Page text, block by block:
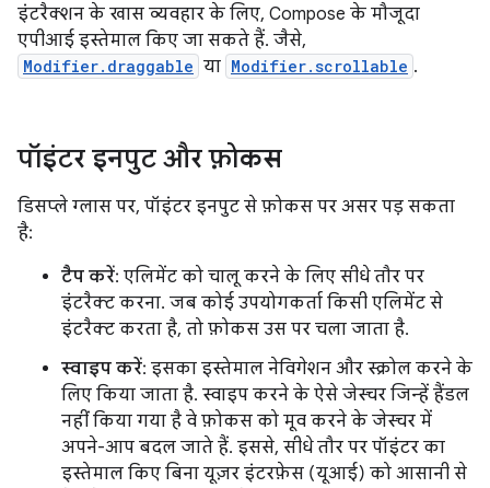
इंटरैक्शन के खास व्यवहार के लिए, Compose के मौजूदा
एपीआई इस्तेमाल किए जा सकते हैं. जैसे,
Modifier.draggable या Modifier.scrollable .
पॉइंटर इनपुट और फ़ोकस
डिसप्ले ग्लास पर, पॉइंटर इनपुट से फ़ोकस पर असर पड़ सकता
है:
टैप करें: एलिमेंट को चालू करने के लिए सीधे तौर पर
इंटरैक्ट करना. जब कोई उपयोगकर्ता किसी एलिमेंट से
इंटरैक्ट करता है, तो फ़ोकस उस पर चला जाता है.
स्वाइप करें: इसका इस्तेमाल नेविगेशन और स्क्रोल करने के
लिए किया जाता है. स्वाइप करने के ऐसे जेस्चर जिन्हें हैंडल
नहीं किया गया है वे फ़ोकस को मूव करने के जेस्चर में
अपने-आप बदल जाते हैं. इससे, सीधे तौर पर पॉइंटर का
इस्तेमाल किए बिना यूज़र इंटरफ़ेस (यूआई) को आसानी से